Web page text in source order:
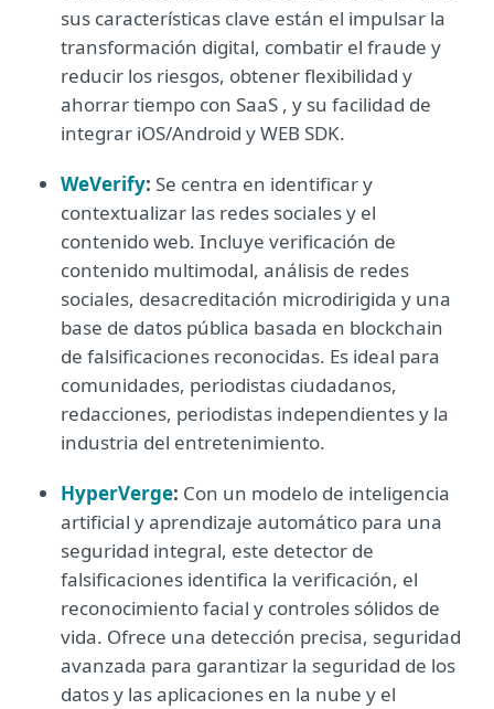
sus características clave están el impulsar la
transformación digital, combatir el fraude y
reducir los riesgos, obtener flexibilidad y
ahorrar tiempo con SaaS , y su facilidad de
integrar iOS/Android y WEB SDK.
WeVerify: Se centra en identificar y
contextualizar las redes sociales y el
contenido web. Incluye verificación de
contenido multimodal, análisis de redes
sociales, desacreditación microdirigida y una
base de datos pública basada en blockchain
de falsificaciones reconocidas. Es ideal para
comunidades, periodistas ciudadanos,
redacciones, periodistas independientes y la
industria del entretenimiento.
HyperVerge: Con un modelo de inteligencia
artificial y aprendizaje automático para una
seguridad integral, este detector de
falsificaciones identifica la verificación, el
reconocimiento facial y controles sólidos de
vida. Ofrece una detección precisa, seguridad
avanzada para garantizar la seguridad de los
datos y las aplicaciones en la nube y el